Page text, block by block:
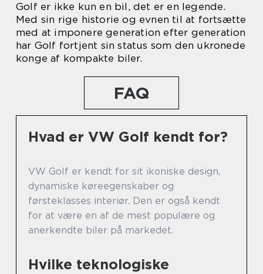
Golf er ikke kun en bil, det er en legende.
Med sin rige historie og evnen til at fortsætte
med at imponere generation efter generation
har Golf fortjent sin status som den ukronede
konge af kompakte biler.
FAQ
Hvad er VW Golf kendt for?
VW Golf er kendt for sit ikoniske design,
dynamiske køreegenskaber og
førsteklasses interiør. Den er også kendt
for at være en af de mest populære og
anerkendte biler på markedet.
Hvilke teknologiske